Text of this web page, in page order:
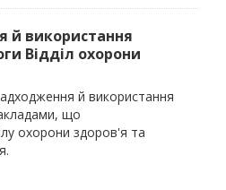
й використання
Відділ охорони
й використання
що
охорони здоров'я та